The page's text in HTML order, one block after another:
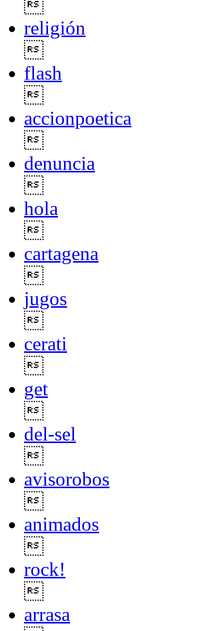
religión
flash
accionpoetica
denuncia
hola
cartagena
jugos
cerati
get
del-sel
avisorobos
animados
rock!
arrasa